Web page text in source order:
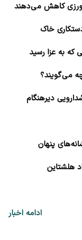
کاهش می‌دهند
خاک
که به عزا رسید
می‌گویند؟
پنهان
هلشتاین
ادامه اخبار